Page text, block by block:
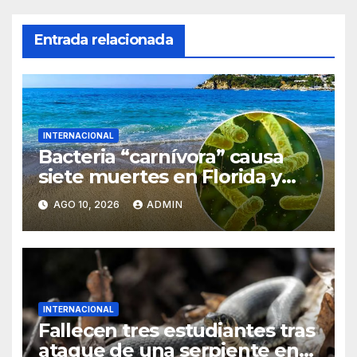
Entrada relacionada
INTERNACIONAL
Bacteria “carnívora” causa
siete muertes en Florida y
Luisiana; alertan a bañistas
AGO 10, 2026 ADMIN
INTERNACIONAL
Fallecen tres estudiantes tras
ataque de una serpiente en